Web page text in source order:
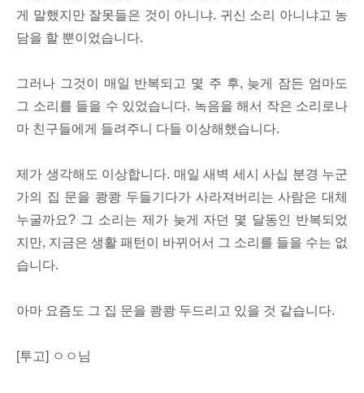
게 말했지만 잘못들은 것이 아니냐. 귀신 소리 아니냐고 농
담을 할 뿐이었습니다.
그러나 그것이 매일 반복되고 몇 주 후, 늦게 잠든 엄마도
그 소리를 들을 수 있었습니다. 녹음을 해서 작은 소리로나
마 친구들에게 들려주니 다들 이상해했습니다.
제가 생각해도 이상합니다. 매일 새벽 세시 사십 분경 누군
가의 집 문을 쾅쾅 두들기다가 사라져버리는 사람은 대체
누굴까요? 그 소리는 제가 늦게 자던 몇 달동인 반복되었
지만, 지금은 생활 패턴이 바뀌어서 그 소리를 들을 수는 없
습니다.
아마 요즘도 그 집 문을 쾅쾅 두드리고 있을 것 같습니다.
[투고] ㅇㅇ님